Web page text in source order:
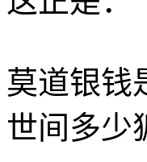
莫道银钱
世间多少